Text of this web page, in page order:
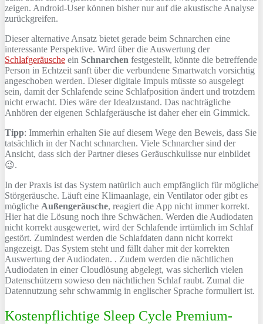
zeigen. Android-User können bisher nur auf die akustische Analyse
zurückgreifen.
Dieser alternative Ansatz bietet gerade beim Schnarchen eine
interessante Perspektive. Wird über die Auswertung der
Schlafgeräusche ein Schnarchen festgestellt, könnte die betreffende
Person in Echtzeit sanft über die verbundene Smartwatch vorsichtig
angeschoben werden. Dieser digitale Impuls müsste so ausgelegt
sein, damit der Schlafende seine Schlafposition ändert und trotzdem
nicht erwacht. Dies wäre der Idealzustand. Das nachträgliche
Anhören der eigenen Schlafgeräusche ist daher eher ein Gimmick.
Tipp: Immerhin erhalten Sie auf diesem Wege den Beweis, dass Sie
tatsächlich in der Nacht schnarchen. Viele Schnarcher sind der
Ansicht, dass sich der Partner dieses Geräuschkulisse nur einbildet
😉.
In der Praxis ist das System natürlich auch empfänglich für mögliche
Störgeräusche. Läuft eine Klimaanlage, ein Ventilator oder gibt es
mögliche Außengeräusche, reagiert die App nicht immer korrekt.
Hier hat die Lösung noch ihre Schwächen. Werden die Audiodaten
nicht korrekt ausgewertet, wird der Schlafende irrtümlich im Schlaf
gestört. Zumindest werden die Schlafdaten dann nicht korrekt
angezeigt. Das System steht und fällt daher mit der korrekten
Auswertung der Audiodaten. . Zudem werden die nächtlichen
Audiodaten in einer Cloudlösung abgelegt, was sicherlich vielen
Datenschützern sowieso den nächtlichen Schlaf raubt. Zumal die
Datennutzung sehr schwammig in englischer Sprache formuliert ist.
Kostenpflichtige Sleep Cycle Premium-